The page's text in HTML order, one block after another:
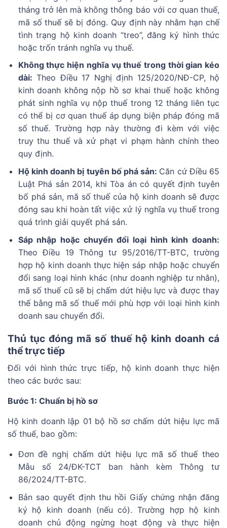
tháng trở lên mà không thông báo với cơ quan thuế,
mã số thuế sẽ bị đóng. Quy định này nhằm hạn chế
tình trạng hộ kinh doanh “treo”, đăng ký hình thức
hoặc trốn tránh nghĩa vụ thuế.
Không thực hiện nghĩa vụ thuế trong thời gian kéo
dài: Theo Điều 17 Nghị định 125/2020/NĐ-CP, hộ
kinh doanh không nộp hồ sơ khai thuế hoặc không
phát sinh nghĩa vụ nộp thuế trong 12 tháng liên tục
có thể bị cơ quan thuế áp dụng biện pháp đóng mã
số thuế. Trường hợp này thường đi kèm với việc
truy thu thuế và xử phạt vi phạm hành chính theo
quy định.
Hộ kinh doanh bị tuyên bố phá sản: Căn cứ Điều 65
Luật Phá sản 2014, khi Tòa án có quyết định tuyên
bố phá sản, mã số thuế của hộ kinh doanh sẽ được
đóng sau khi hoàn tất việc xử lý nghĩa vụ thuế trong
quá trình giải quyết phá sản.
Sáp nhập hoặc chuyển đổi loại hình kinh doanh:
Theo Điều 19 Thông tư 95/2016/TT-BTC, trường
hợp hộ kinh doanh thực hiện sáp nhập hoặc chuyển
đổi sang loại hình khác (như doanh nghiệp tư nhân),
mã số thuế cũ sẽ bị chấm dứt hiệu lực và được thay
thế bằng mã số thuế mới phù hợp với loại hình kinh
doanh sau chuyển đổi.
Thủ tục đóng mã số thuế hộ kinh doanh cá
thể trực tiếp
Đối với hình thức trực tiếp, hộ kinh doanh thực hiện
theo các bước sau:
Bước 1: Chuẩn bị hồ sơ
Hộ kinh doanh lập 01 bộ hồ sơ chấm dứt hiệu lực mã
số thuế, bao gồm:
Đơn đề nghị chấm dứt hiệu lực mã số thuế theo
Mẫu số 24/ĐK-TCT ban hành kèm Thông tư
86/2024/TT-BTC.
Bản sao quyết định thu hồi Giấy chứng nhận đăng
ký hộ kinh doanh (nếu có). Trường hợp hộ kinh
doanh chủ động ngừng hoạt động và thực hiện